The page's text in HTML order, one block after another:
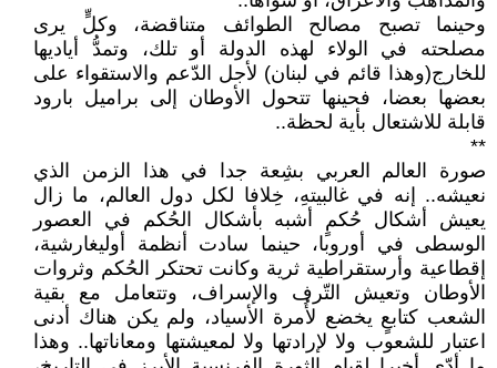
وحينما تصبح مصالح الطوائف متناقضة، وكلٍّ يرى
مصلحته في الولاء لهذه الدولة أو تلك، وتمدُّ أياديها
للخارج(وهذا قائم في لبنان) لأجل الدّعم والاستقواء على
بعضها بعضا، فحينها تتحول الأوطان إلى براميل بارود
قابلة للاشتعال بأية لحظة..
**
صورة العالم العربي بشِعة جدا في هذا الزمن الذي
نعيشه.. إنه في غالبيتهِ، خِلافا لكل دول العالم، ما زال
يعيش أشكال حُكمٍ أشبه بأشكال الحُكم في العصور
الوسطى في أوروبا، حينما سادت أنظمة أوليغارشية،
إقطاعية وأرستقراطية ثرية وكانت تحتكر الحُكم وثروات
الأوطان وتعيش التّرف والإسراف، وتتعامل مع بقية
الشعب كتابعٍ يخضع لأُمرة الأسياد، ولم يكن هناك أدنى
اعتبار للشعوب ولا لإرادتها ولا لمعيشتها ومعاناتها.. وهذا